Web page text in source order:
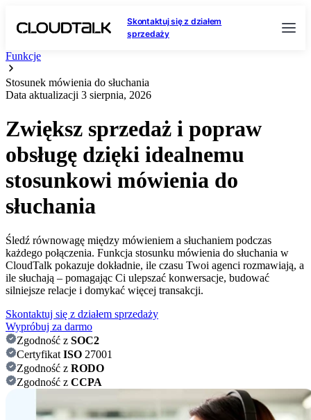
Skontaktuj się z działem
sprzedaży
Funkcje
Stosunek mówienia do słuchania
Data aktualizacji 3 sierpnia, 2026
Zwiększ sprzedaż i popraw
obsługę dzięki idealnemu
stosunkowi mówienia do
słuchania
Śledź równowagę między mówieniem a słuchaniem podczas
każdego połączenia. Funkcja stosunku mówienia do słuchania w
CloudTalk pokazuje dokładnie, ile czasu Twoi agenci rozmawiają, a
ile słuchają – pomagając Ci ulepszać konwersacje, budować
silniejsze relacje i domykać więcej transakcji.
Skontaktuj się z działem sprzedaży
Wypróbuj za darmo
Zgodność z SOC2
Certyfikat ISO 27001
Zgodność z RODO
Zgodność z CCPA